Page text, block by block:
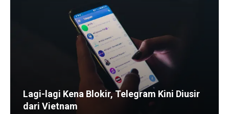
Lagi-lagi Kena Blokir, Telegram Kini Diusir
dari Vietnam